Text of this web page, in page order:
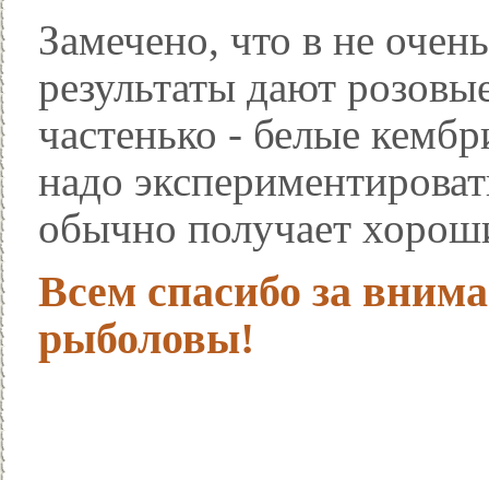
Замечено, что в не
результаты дают
частенько - белые
надо
обычно получает
Всем спасибо за
рыболовы!